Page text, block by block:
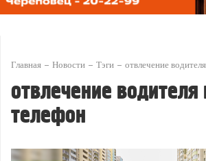
Главная Новости Тэги отвлечение
отвлечение водителя
телефон